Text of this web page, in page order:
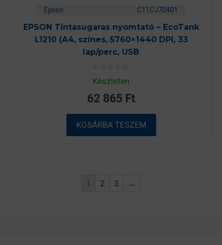
Epson C11CJ70401
EPSON Tintasugaras nyomtató – EcoTank
L1210 (A4, színes, 5760×1440 DPI, 33
lap/perc, USB
0
a
5
-
ő
l
Készleten
62 865 Ft
KOSÁRBA TESZEM
1 2 3 →